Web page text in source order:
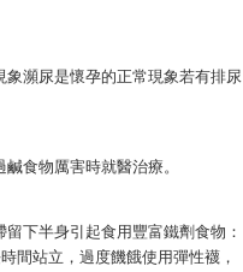
瀕尿是懷孕的正常現象若有排尿
食物厲害時就醫治療。
下半身引起食用豐富鐵劑食物：
站立，過度饑餓使用彈性襪，